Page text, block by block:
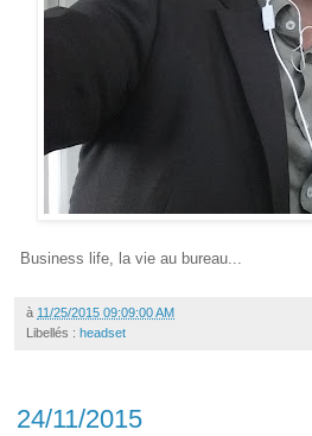
Business life, la vie au bureau...
à 11/25/2015 09:09:00 AM
Libellés : headset
24/11/2015